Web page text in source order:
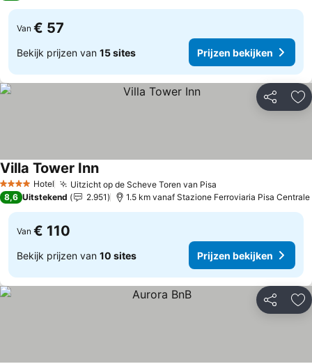
Van € 57
Bekijk prijzen van 15 sites Prijzen bekijken
Delen
4 SterrenHotel Uitzicht op de Scheve Toren van Pisa
Villa Tower Inn
8,6 Uitstekend 2.951 1.5 km vanaf Stazione Ferroviaria Pisa Centrale
Van € 110
Bekijk prijzen van 10 sites Prijzen bekijken
Delen